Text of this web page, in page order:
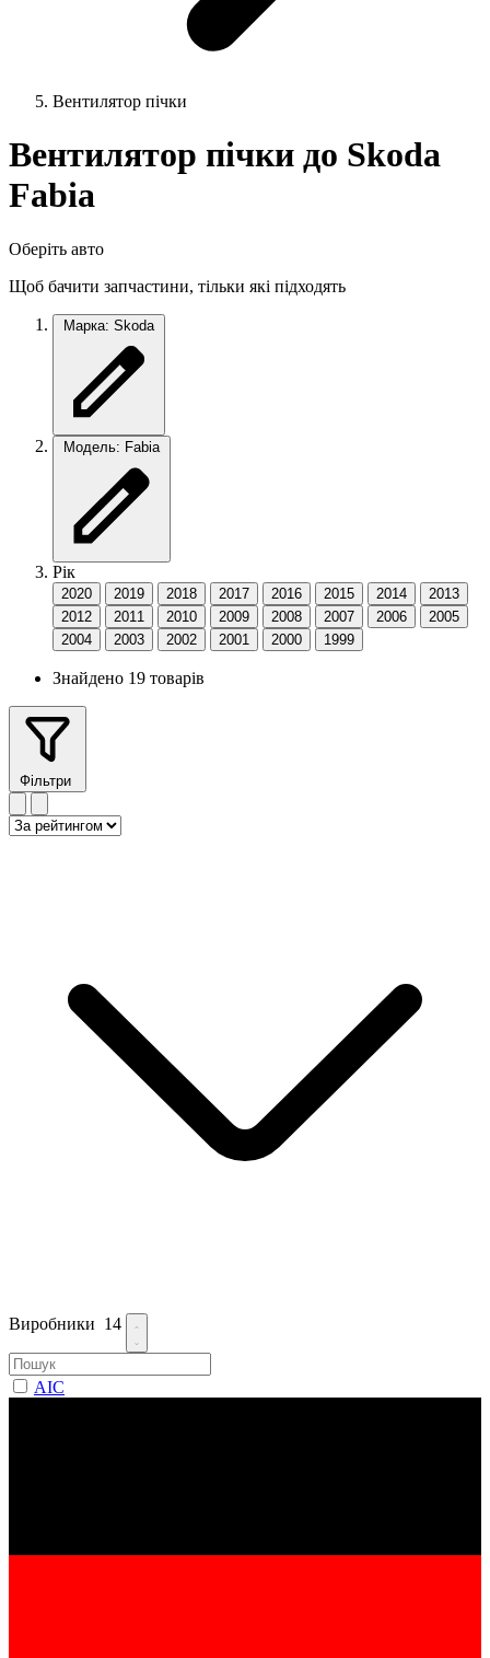
Вентилятор пічки
Вентилятор пічки до Skoda
Fabia
Оберіть авто
Щоб бачити запчастини, тільки які підходять
Марка: Skoda
Модель: Fabia
Рік
2020 2019 2018 2017 2016 2015 2014
2013
2012
2011 2010 2009 2008 2007 2006
2005
2004
2003 2002 2001 2000 1999
Знайдено 19 товарів
Фільтри
Виробники 14
AIC